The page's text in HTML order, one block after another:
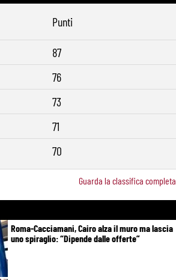
Punti
87
76
73
71
70
Guarda la classifica completa
Roma-Cacciamani, Cairo alza il muro ma lascia
uno spiraglio: “Dipende dalle offerte”